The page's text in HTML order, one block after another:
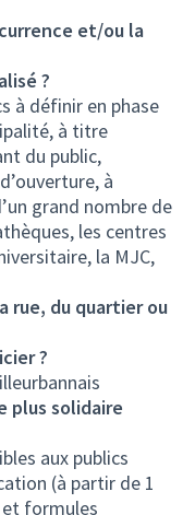
et/ou la
?
à définir en phase
à titre
du public,
à
grand nombre de
les centres
la MJC,
rue, du quartier ou
?
plus solidaire
aux publics
(à partir de 1
et formules